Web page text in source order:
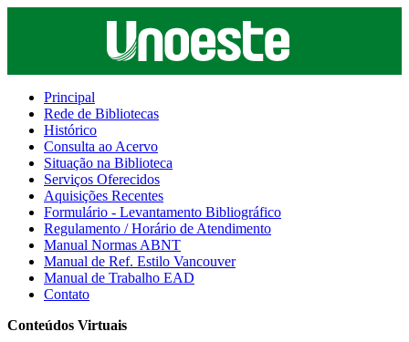
Principal
Rede de Bibliotecas
Histórico
Consulta ao Acervo
Situação na Biblioteca
Serviços Oferecidos
Aquisições Recentes
Formulário - Levantamento Bibliográfico
Regulamento / Horário de Atendimento
Manual Normas ABNT
Manual de Ref. Estilo Vancouver
Manual de Trabalho EAD
Contato
Conteúdos Virtuais